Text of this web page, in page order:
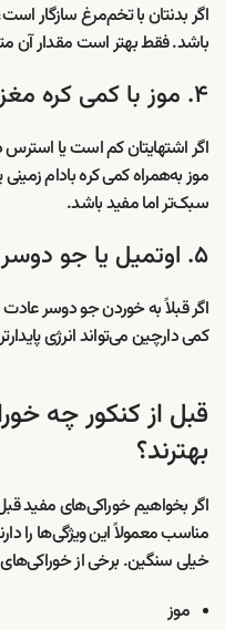
اگر بدنتان با تخم‌مرغ سازگار
باشد. فقط بهتر است مقدار آن
۴. موز با کمی کره مغزیجات
اگر اشتهایتان کم است یا استرس
موز به‌همراه کمی کره بادام زمینی
سبک‌تر اما مفید باشد.
۵. اوتمیل یا جو دوسر سبک
اگر قبلاً به خوردن جو دوسر
کمی دارچین می‌تواند انرژی
قبل از کنکور چه
بهترند؟
اگر بخواهیم خوراکی‌های مفید
مناسب معمولاً این ویژگی‌ها را
خیلی سنگین. برخی از
موز